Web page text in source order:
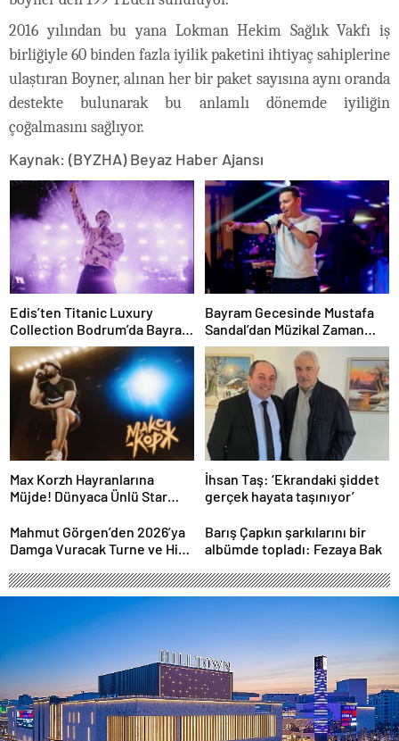
2016 yılından bu yana Lokman Hekim Sağlık Vakfı iş
birliğiyle 60 binden fazla iyilik paketini ihtiyaç sahiplerine
ulaştıran Boyner, alınan her bir paket sayısına aynı oranda
destekte bulunarak bu anlamlı dönemde iyiliğin
çoğalmasını sağlıyor.
Kaynak: (BYZHA) Beyaz Haber Ajansı
Edis’ten Titanic Luxury
Collection Bodrum’da Bayram
Gecesine Damga Vuran
Performans
Bayram Gecesinde Mustafa
Sandal’dan Müzikal Zaman
Yolculuğu
Max Korzh Hayranlarına
Müjde! Dünyaca Ünlü Star
Performansla Hayranlarıyla
Buluşuyor
İhsan Taş: ‘Ekrandaki şiddet
gerçek hayata taşınıyor’
Mahmut Görgen’den 2026’ya
Damga Vuracak Turne ve Hit
Barış Çapkın şarkılarını bir
albümde topladı: Fezaya Bak